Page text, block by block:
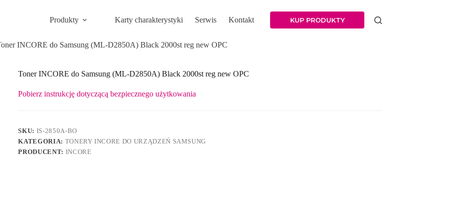
Produkty Karty charakterystyki Serwis Kontakt KUP PRODUKTY
INCORE do Samsung (ML-D2850A) Black 2000st reg new OPC
Toner INCORE do Samsung (ML-D2850A) Black 2000st reg new OPC
Pobierz instrukcję dotyczącą bezpiecznego użytkowania
SKU: IS-2850A-BO
KATEGORIA: TONERY INCORE DO URZĄDZEŃ SAMSUNG
PRODUCENT: INCORE